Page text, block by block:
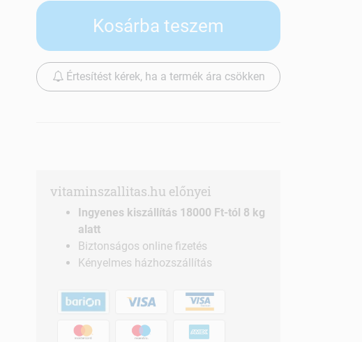
Kosárba teszem
Értesítést kérek, ha a termék ára csökken
vitaminszallitas.hu előnyei
Ingyenes kiszállítás 18000 Ft-tól 8 kg
alatt
Biztonságos online fizetés
Kényelmes házhozszállítás